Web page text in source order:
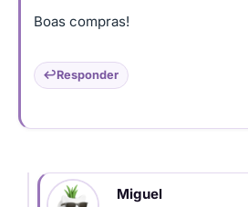
Boas compras!
Responder
Miguel